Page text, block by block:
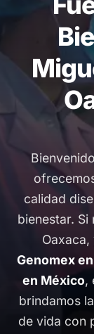
calidad
bienestar. Si
Genomex
en México,
brindamos
de vida con